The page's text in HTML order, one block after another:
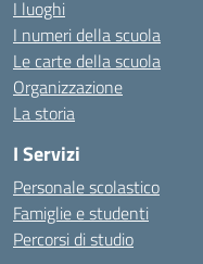
I luoghi
I numeri della scuola
Le carte della scuola
Organizzazione
La storia
I Servizi
Personale scolastico
Famiglie e studenti
Percorsi di studio